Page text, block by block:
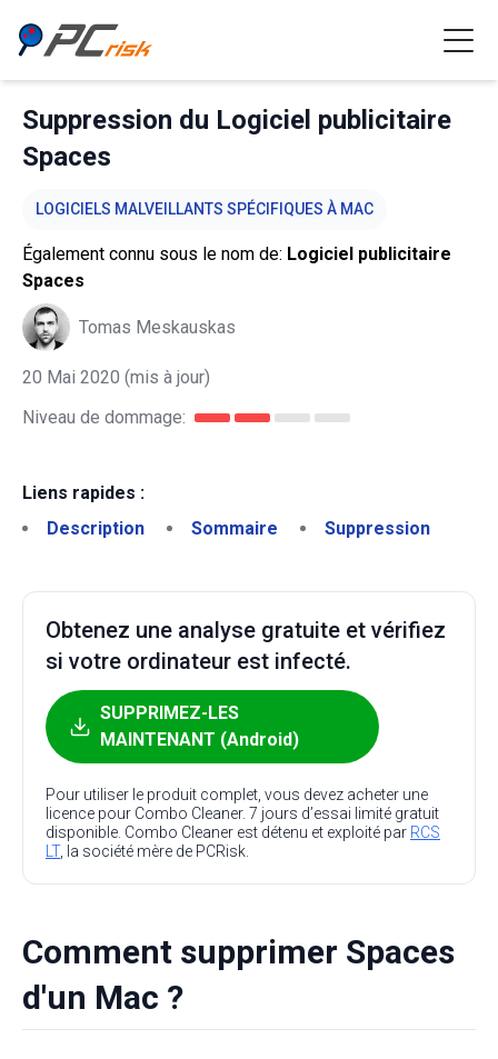
Suppression du Logiciel publicitaire
Spaces
LOGICIELS MALVEILLANTS SPÉCIFIQUES À MAC
Également connu sous le nom de: Logiciel publicitaire
Spaces
Tomas Meskauskas
20 Mai 2020 (mis à jour)
Niveau de dommage:
Liens rapides :
Description
Sommaire Suppression
Obtenez une analyse gratuite et vérifiez
si votre ordinateur est infecté.
SUPPRIMEZ-LES
MAINTENANT (Android)
Pour utiliser le produit complet, vous devez acheter une
licence pour Combo Cleaner. 7 jours d’essai limité gratuit
disponible. Combo Cleaner est détenu et exploité par RCS
LT, la société mère de PCRisk.
Comment supprimer Spaces
d'un Mac ?